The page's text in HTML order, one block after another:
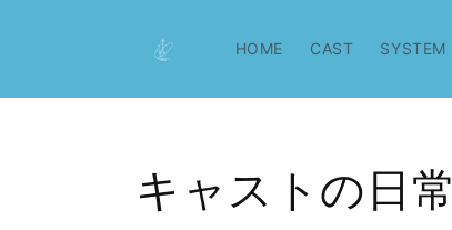
HOME CAST SYSTEM
キャストの日常